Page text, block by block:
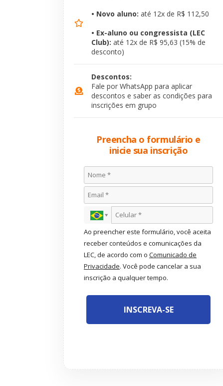
• Novo aluno: até 12x de R$ 112,50
• Ex-aluno ou congressista (LEC
Club): até 12x de R$ 95,63 (15% de
desconto)
Descontos:
Fale por WhatsApp para aplicar
descontos e saber as condições para
inscrições em grupo
Preencha o formulário e
inicie sua inscrição
Ao preencher este formulário, você aceita
receber conteúdos e comunicações da
LEC, de acordo com o Comunicado de
Privacidade. Você pode cancelar a sua
inscrição a qualquer tempo.
INSCREVA-SE